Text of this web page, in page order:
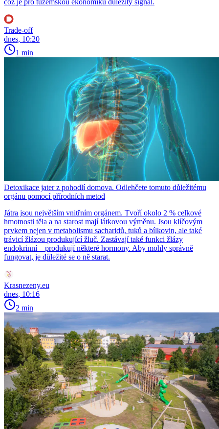
což je pro tuzemskou ekonomiku důležitý signál.
Trade-off
dnes, 10:20
1 min
Detoxikace jater z pohodlí domova. Odlehčete tomuto důležitému
orgánu pomocí přírodních metod
Játra jsou největším vnitřním orgánem. Tvoří okolo 2 % celkové
hmotnosti těla a na starost mají látkovou výměnu. Jsou klíčovým
prvkem nejen v metabolismu sacharidů, tuků a bílkovin, ale také
trávicí žlázou produkující žluč. Zastávají také funkci žlázy
endokrinní – produkují některé hormony. Aby mohly správně
fungovat, je důležité se o ně starat.
Krasnezeny.eu
dnes, 10:16
2 min